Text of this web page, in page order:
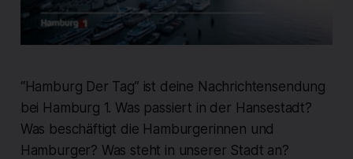
“Hamburg Der Tag” ist deine Nachrichtensendung
bei Hamburg 1. Was passiert in der Hansestadt?
Was beschäftigt die Hamburgerinnen und
Hamburger? Was steht in unserer Stadt an?